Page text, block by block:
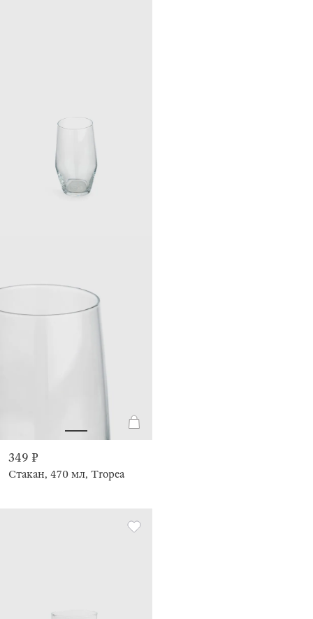
349 ₽
Стакан, 470 мл, Tropea